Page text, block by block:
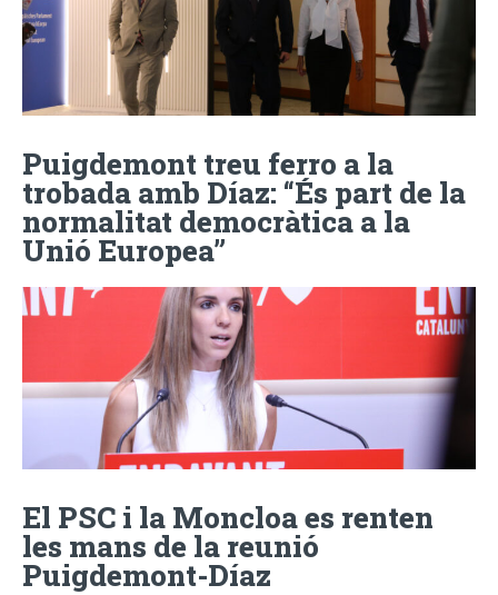
Puigdemont treu ferro a la
trobada amb Díaz: “És part de la
normalitat democràtica a la
Unió Europea”
El PSC i la Moncloa es renten
les mans de la reunió
Puigdemont-Díaz